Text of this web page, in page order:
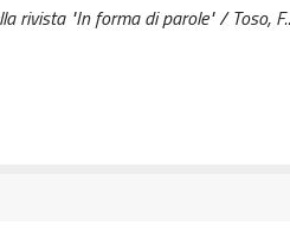
rivista "In forma di parole" / Toso,